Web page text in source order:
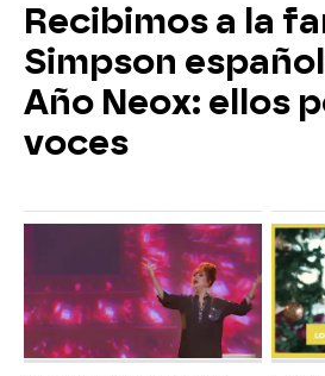
Recibimos a la
Simpson
Año Neox: ellos
voces